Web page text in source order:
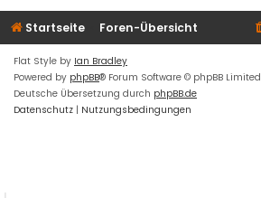
Startseite Foren-Übersicht
Flat Style by Ian Bradley
Powered by phpBB® Forum Software © phpBB Limited
Deutsche Übersetzung durch phpBB.de
Datenschutz | Nutzungsbedingungen